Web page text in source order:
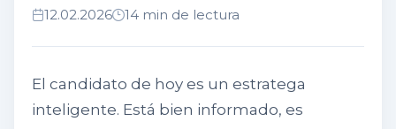
12.02.2026 14 min de lectura
El candidato de hoy es un estratega
inteligente. Está bien informado, es